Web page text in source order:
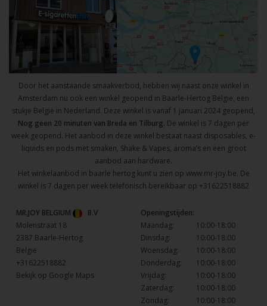
Door het aanstaande smaakverbod, hebben wij naast onze winkel in
Amsterdam nu ook een winkel geopend in Baarle-Hertog Belgie, een
stukje Belgie in Nederland. Deze winkel is vanaf 1 januari 2024 geopend,
Nog geen 20 minuten van Breda en Tilburg. De winkel is 7 dagen per
week geopend. Het aanbod in deze winkel bestaat naast disposables, e-
liquids en pods met smaken, Shake & Vapes, aroma’s en een groot
aanbod aan hardware.
Het winkelaanbod in baarle hertog kunt u zien op www.mr-joy.be. De
winkel is 7 dagen per week telefonisch bereikbaar op +31622518882
MR.JOY BELGIUM
B.V
Molenstraat 18
2387 Baarle-Hertog
België
+31622518882
Bekijk op Google Maps
Openingstijden:
Maandag:
10:00-18:00
Dinsdag:
10:00-18:00
Woensdag:
10:00-18:00
Donderdag:
10:00-18:00
Vrijdag:
10:00-18:00
Zaterdag:
10:00-18:00
Zondag:
10:00-18:00